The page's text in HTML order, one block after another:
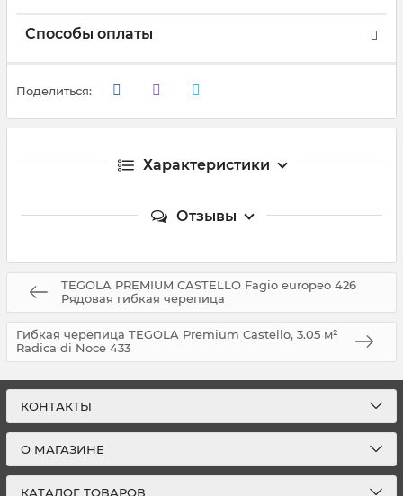
Способы оплаты
Поделиться:
Характеристики
Отзывы
TEGOLA PREMIUM CASTELLO Fagio europeo 426
Рядовая гибкая черепица
Гибкая черепица TEGOLA Premium Castello, 3.05 м²
Radica di Noce 433
КОНТАКТЫ
О МАГАЗИНЕ
КАТАЛОГ ТОВАРОВ